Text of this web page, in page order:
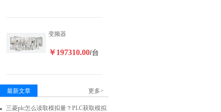
变频器
￥197310.00/台
最新文章 更多>
三菱plc怎么读取模拟量？PLC获取模拟